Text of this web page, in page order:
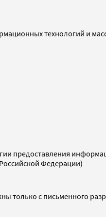
технологий и
предоставления
Федерации)
только с письменного